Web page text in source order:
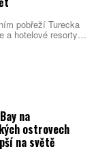
pobřeží Turecka
a hotelové resorty.
zátoky s
dávných
na
ostrovech
na světě